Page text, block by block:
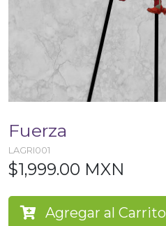
Fuerza
LAGRI001
$1,999.00 MXN
Agregar al Carrito